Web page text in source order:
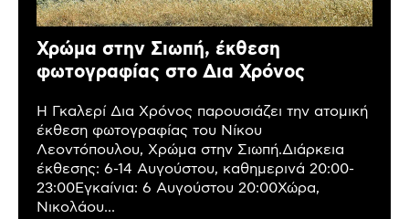
Χρώμα στην Σιωπή, έκθεση
φωτογραφίας στο Δια Χρόνος
Η Γκαλερί Δια Χρόνος παρουσιάζει την ατομική
έκθεση φωτογραφίας του Νίκου
Λεοντόπουλου, Χρώμα στην Σιωπή.Διάρκεια
έκθεσης: 6-14 Αυγούστου, καθημερινά 20:00-
23:00Εγκαίνια: 6 Αυγούστου 20:00Χώρα,
Νικολάου...